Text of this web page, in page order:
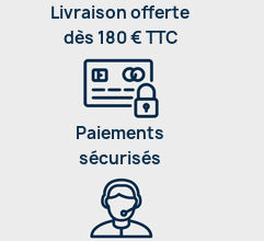
Livraison offerte
dès 180 € TTC
Paiements
sécurisés